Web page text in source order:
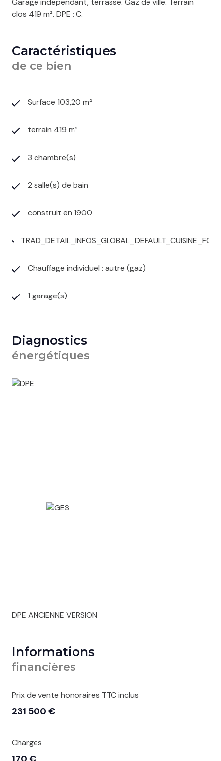
Garage indépendant, terrasse. Gaz de ville. Terrain
clos 419 m². DPE : C.
Caractéristiques
de ce bien
Surface 103,20 m²
terrain 419 m²
3 chambre(s)
2 salle(s) de bain
construit en 1900
Chauffage individuel : autre (gaz)
1 garage(s)
Diagnostics
énergétiques
DPE ANCIENNE VERSION
Informations
financières
Prix de vente honoraires TTC inclus
231 500 €
Charges